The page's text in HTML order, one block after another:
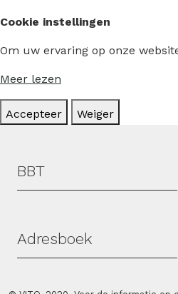
Cookie instellingen
Om uw ervaring op onze
Meer lezen
Accepteer Weiger
Hoofdmenu
BBT
Adresboek